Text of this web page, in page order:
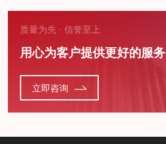
质量为先 · 信誉至上
用心为客户提供更好的服务
立即咨询